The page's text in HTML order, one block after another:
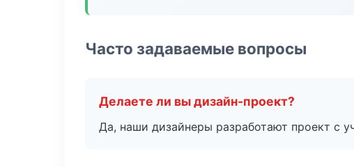
Часто задаваемые вопросы
Делаете ли вы дизайн-проект?
Да, наши дизайнеры разработают проект с